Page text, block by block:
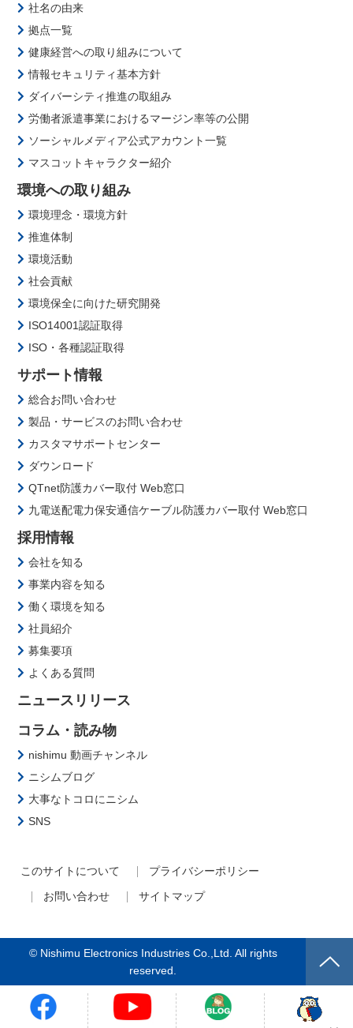
社名の由来
拠点一覧
健康経営への取り組みについて
情報セキュリティ基本方針
ダイバーシティ推進の取組み
労働者派遣事業におけるマージン率等の公開
ソーシャルメディア公式アカウント一覧
マスコットキャラクター紹介
環境への取り組み
環境理念・環境方針
推進体制
環境活動
社会貢献
環境保全に向けた研究開発
ISO14001認証取得
ISO・各種認証取得
サポート情報
総合お問い合わせ
製品・サービスのお問い合わせ
カスタマサポートセンター
ダウンロード
QTnet防護カバー取付 Web窓口
九電送配電力保安通信ケーブル防護カバー取付 Web窓口
採用情報
会社を知る
事業内容を知る
働く環境を知る
社員紹介
募集要項
よくある質問
ニュースリリース
コラム・読み物
nishimu 動画チャンネル
ニシムブログ
大事なトコロにニシム
SNS
このサイトについて
プライバシーポリシー
お問い合わせ
サイトマップ
© Nishimu Electronics Industries Co.,Ltd. All rights
reserved.